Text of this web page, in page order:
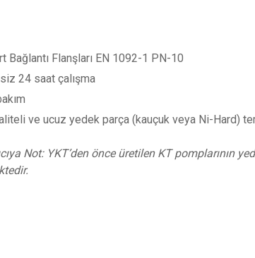
Bağlantı Flanşları EN 1092-1 PN-10
24 saat çalışma
ve ucuz yedek parça (kauçuk veya Ni-Hard)
Not: YKT’den önce üretilen KT pomplarının